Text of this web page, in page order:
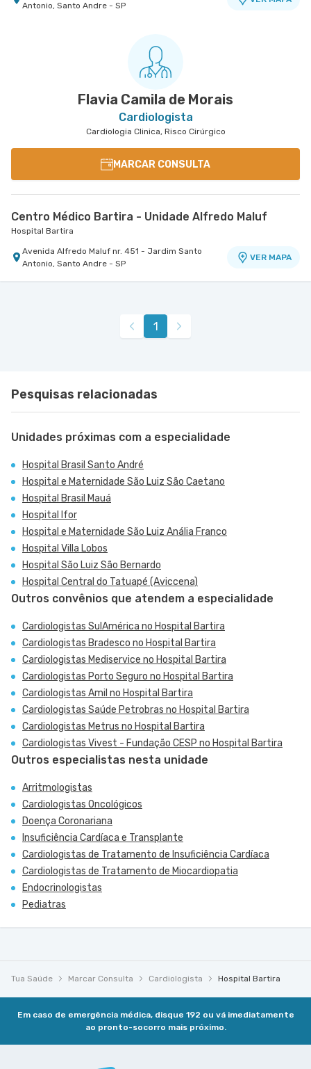
Antonio, Santo Andre - SP
Flavia Camila de Morais
Cardiologista
Cardiologia Clinica, Risco Cirúrgico
MARCAR CONSULTA
Centro Médico Bartira - Unidade Alfredo Maluf
Hospital Bartira
Avenida Alfredo Maluf nr. 451 - Jardim Santo
Antonio, Santo Andre - SP
VER MAPA
1
Pesquisas relacionadas
Unidades próximas com a especialidade
Hospital Brasil Santo André
Hospital e Maternidade São Luiz São Caetano
Hospital Brasil Mauá
Hospital Ifor
Hospital e Maternidade São Luiz Anália Franco
Hospital Villa Lobos
Hospital São Luiz São Bernardo
Hospital Central do Tatuapé (Aviccena)
Outros convênios que atendem a especialidade
Cardiologistas SulAmérica no Hospital Bartira
Cardiologistas Bradesco no Hospital Bartira
Cardiologistas Mediservice no Hospital Bartira
Cardiologistas Porto Seguro no Hospital Bartira
Cardiologistas Amil no Hospital Bartira
Cardiologistas Saúde Petrobras no Hospital Bartira
Cardiologistas Metrus no Hospital Bartira
Cardiologistas Vivest - Fundação CESP no Hospital Bartira
Outros especialistas nesta unidade
Arritmologistas
Cardiologistas Oncológicos
Doença Coronariana
Insuficiência Cardíaca e Transplante
Cardiologistas de Tratamento de Insuficiência Cardíaca
Cardiologistas de Tratamento de Miocardiopatia
Endocrinologistas
Pediatras
Tua Saúde Marcar Consulta Cardiologista Hospital Bartira
Em caso de emergência médica, disque 192 ou vá imediatamente
ao pronto-socorro mais próximo.